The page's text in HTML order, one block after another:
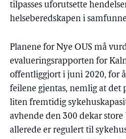
tilpasses uforutsette
helseberedskapen i
Planene for Nye OUS må
evalueringsrapporten for
offentliggjort i juni 2020, for
feilene gjentas, nemlig at det
liten fremtidig
avhende den 300 dekar
allerede er regulert til